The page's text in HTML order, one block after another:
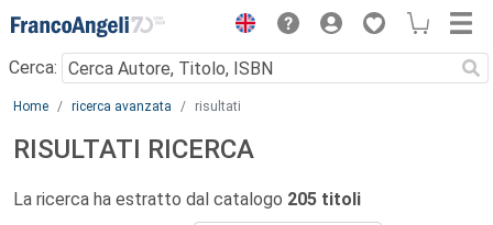
Menu
Cerca:
Main content
Home ricerca avanzata risultati
RISULTATI RICERCA
La ricerca ha estratto dal catalogo 205 titoli